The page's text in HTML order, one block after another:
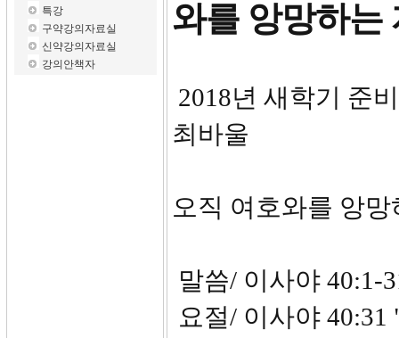
특강
구약강의자료실
신약강의자료실
강의안책자
와를 앙망하는
2018년
최바울
오직 여호와를 앙망
말씀/ 이사야 40:1-
요절/ 이사야